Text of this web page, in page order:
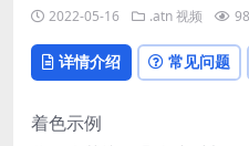
2022-05-16 .atn视频 98
详情介绍 常见问题
着色示例